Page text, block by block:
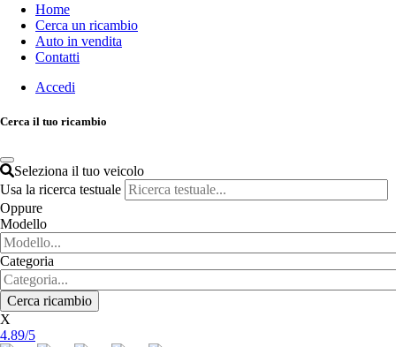
Home
Cerca un ricambio
Auto in vendita
Contatti
Accedi
Cerca il tuo ricambio
Seleziona il tuo veicolo
Usa la ricerca testuale
Oppure
Modello
Categoria
X
4.89/5